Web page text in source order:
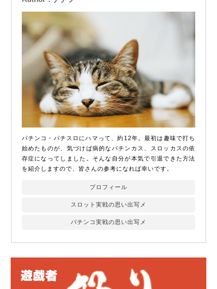
パチンコ・パチスロにハマって、約12年。最初は趣味で打ち
始めたものが、気づけば病的なパチンカス、スロッカスの依
存症になってしました。そんな自分が本気で引退できた方法
を紹介しますので、皆さんの参考になれば幸いです。
プロフィール
スロット実戦の思い出写メ
パチンコ実戦の思い出写メ